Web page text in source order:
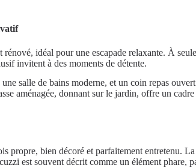
idéal pour une escapade relaxante. À
invitent à des moments de détente.
salle de bains moderne, et un coin repas
aménagée, donnant sur le jardin, offre un
propre, bien décoré et parfaitement entretenu.
est souvent décrit comme un élément phare,